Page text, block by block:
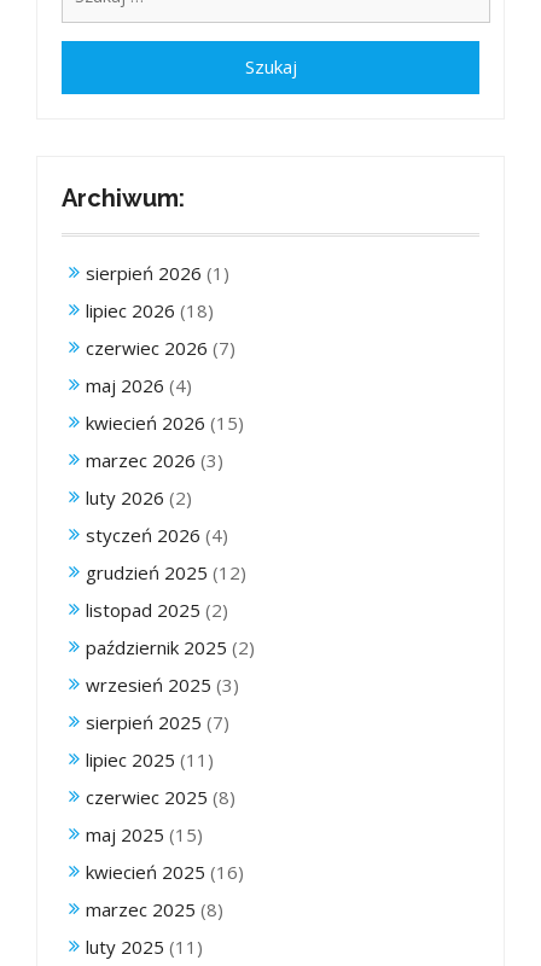
Archiwum:
sierpień 2026 (1)
lipiec 2026 (18)
czerwiec 2026 (7)
maj 2026 (4)
kwiecień 2026 (15)
marzec 2026 (3)
luty 2026 (2)
styczeń 2026 (4)
grudzień 2025 (12)
listopad 2025 (2)
październik 2025 (2)
wrzesień 2025 (3)
sierpień 2025 (7)
lipiec 2025 (11)
czerwiec 2025 (8)
maj 2025 (15)
kwiecień 2025 (16)
marzec 2025 (8)
luty 2025 (11)